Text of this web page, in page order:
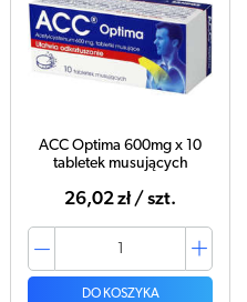
ACC Optima 600mg x 10
tabletek musujących
26,02 zł / szt.
DO KOSZYKA